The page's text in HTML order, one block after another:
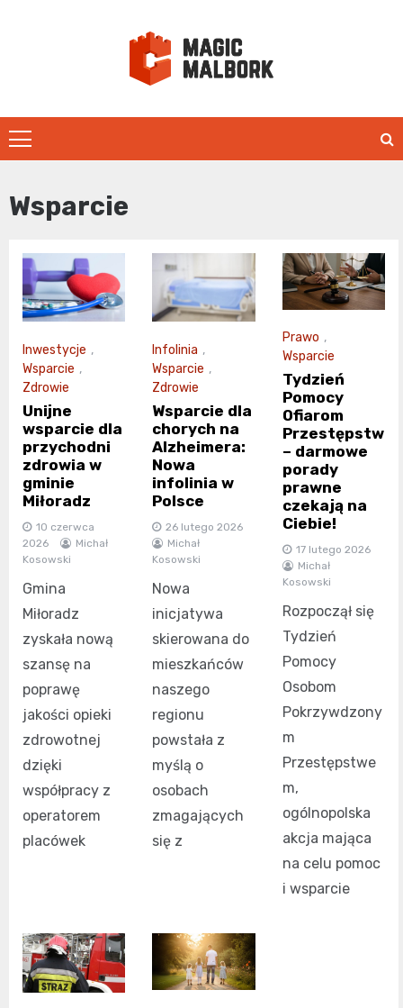
Wsparcie
Inwestycje ,
Wsparcie ,
Zdrowie
Unijne
wsparcie dla
przychodni
zdrowia w
gminie
Miłoradz
10 czerwca
2026
Michał
Kosowski
Gmina
Miłoradz
zyskała nową
szansę na
poprawę
jakości opieki
zdrowotnej
dzięki
współpracy z
operatorem
placówek
Infolinia ,
Wsparcie ,
Zdrowie
Wsparcie dla
chorych na
Alzheimera:
Nowa
infolinia w
Polsce
26 lutego 2026
Michał
Kosowski
Nowa
inicjatywa
skierowana do
mieszkańców
naszego
regionu
powstała z
myślą o
osobach
zmagających
się z
Prawo ,
Wsparcie
Tydzień
Pomocy
Ofiarom
Przestępstw
– darmowe
porady
prawne
czekają na
Ciebie!
17 lutego 2026
Michał
Kosowski
Rozpoczął się
Tydzień
Pomocy
Osobom
Pokrzywdzony
m
Przestępstwe
m,
ogólnopolska
akcja mająca
na celu pomoc
i wsparcie